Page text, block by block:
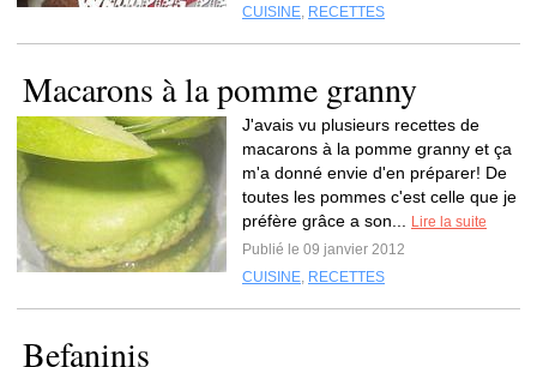
CUISINE, RECETTES
Macarons à la pomme granny
J'avais vu plusieurs recettes de
macarons à la pomme granny et ça
m'a donné envie d'en préparer! De
toutes les pommes c'est celle que je
préfère grâce a son...
Lire la suite
Publié le 09 janvier 2012
CUISINE, RECETTES
Befaninis